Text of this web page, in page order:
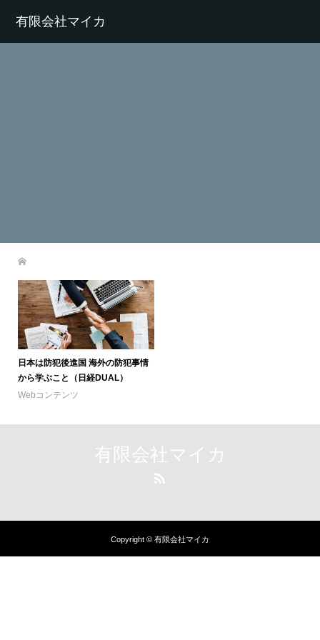
有限会社マイカ
日本は防犯後進国 海外の防犯事情
から学ぶこと（日経DUAL）
Webコンテンツ
有限会社マイカ
Copyright © 有限会社マイカ